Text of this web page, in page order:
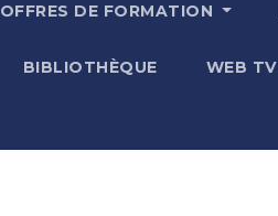
OFFRES DE FORMATION
BIBLIOTHÈQUE WEB TV